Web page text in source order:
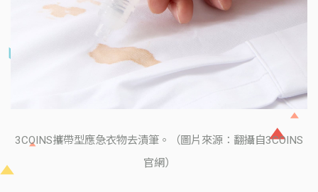
3COINS攜帶型應急衣物去漬筆。（圖片來源：翻攝自3COINS
官網）